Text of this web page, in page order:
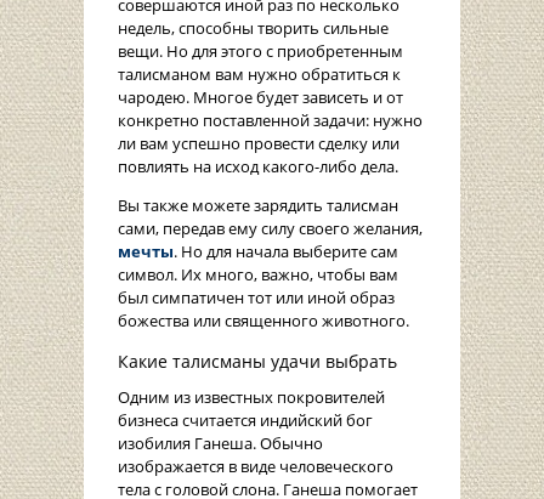
совершаются иной раз по несколько
недель, способны творить сильные
вещи. Но для этого с приобретенным
талисманом вам нужно обратиться к
чародею. Многое будет зависеть и от
конкретно поставленной задачи: нужно
ли вам успешно провести сделку или
повлиять на исход какого-либо дела.
Вы также можете зарядить талисман
сами, передав ему силу своего желания,
мечты. Но для начала выберите сам
символ. Их много, важно, чтобы вам
был симпатичен тот или иной образ
божества или священного животного.
Какие талисманы удачи выбрать
Одним из известных покровителей
бизнеса считается индийский бог
изобилия Ганеша. Обычно
изображается в виде человеческого
тела с головой слона. Ганеша помогает